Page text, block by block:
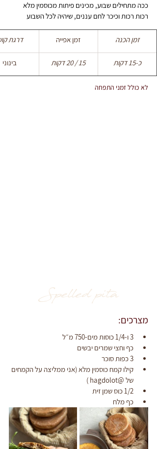
ככה מתחילים שבוע, מכינים פיתות מכוסמין מלא
רכות רכות וכיכר לחם עננים, שיהיה לכל השבוע
זמן הכנה זמן אפייה דרגת
כ-15 דקות 15 / 20 דקות בינוני
לא כולל זמני התפחה
Spelled pita
מצרכים:
3 ו-1/4 כוסות מים-750 מ״ל
כף וחצי שמרים יבשים
3 כפות סוכר
קילו קמח כוסמין מלא (אני ממליצה על הקמחים
של @hagdolot )
1/2 כוס שמן זית
כף מלח